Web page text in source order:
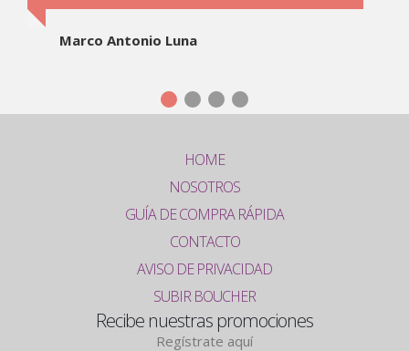
Marco Antonio Luna
HOME
NOSOTROS
GUÍA DE COMPRA RÁPIDA
CONTACTO
AVISO DE PRIVACIDAD
SUBIR BOUCHER
Recibe nuestras promociones
Regístrate aquí